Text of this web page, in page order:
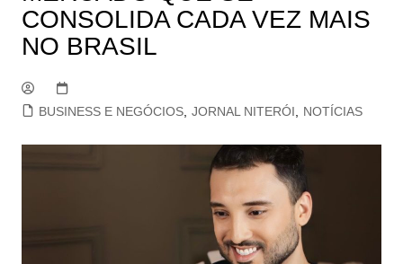
CONSOLIDA CADA VEZ MAIS
NO BRASIL
BUSINESS E NEGÓCIOS, JORNAL NITERÓI NOTÍCIAS